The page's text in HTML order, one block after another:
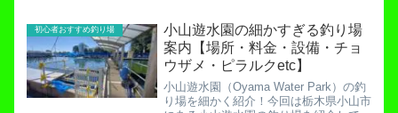
ってください。場所東京都東京都あきる
野市引田６０...
初心者おすすめ釣り場
小山遊水園の細かすぎる釣り場
案内【場所・料金・設備・チョ
ウザメ・ピラルクetc】
小山遊水園（Oyama Water Park）の釣
り場を細かく紹介！今回は栃木県小山市